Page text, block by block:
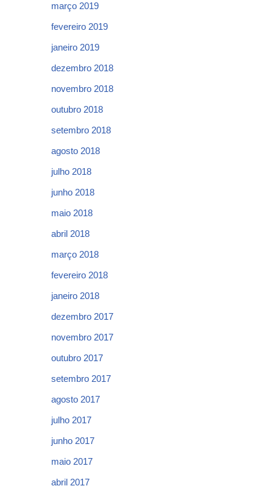
março 2019
fevereiro 2019
janeiro 2019
dezembro 2018
novembro 2018
outubro 2018
setembro 2018
agosto 2018
julho 2018
junho 2018
maio 2018
abril 2018
março 2018
fevereiro 2018
janeiro 2018
dezembro 2017
novembro 2017
outubro 2017
setembro 2017
agosto 2017
julho 2017
junho 2017
maio 2017
abril 2017